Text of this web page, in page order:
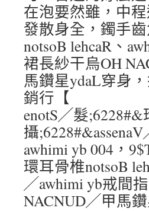
在泡要然雖，中
發散身全，鐲手齒
notsoB lehcaR、
裙長紗干烏OH
馬鑽星ydaL穿身
銷行【
enotS╱髮
攝
awhimi yb 004，
環耳骨椎notsoB
╱awhimi yb戒間
NACNUD╱甲馬